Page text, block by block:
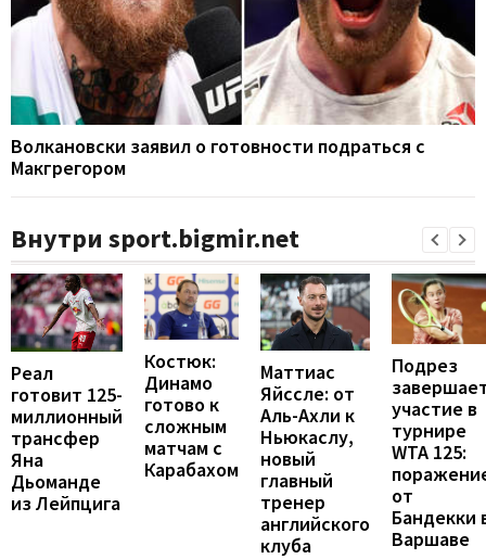
Волкановски заявил о готовности подраться с
Макгрегором
Внутри sport.bigmir.net
Реал
готовит 125-
миллионный
трансфер
Яна
Дьоманде
из Лейпцига
Костюк:
Динамо
готово к
сложным
матчам с
Карабахом
Маттиас
Яйссле: от
Аль-Ахли к
Ньюкаслу,
новый
главный
тренер
английского
клуба
Подрез
участие в
турнире
WTA 125:
от
Бандекки
Варшаве